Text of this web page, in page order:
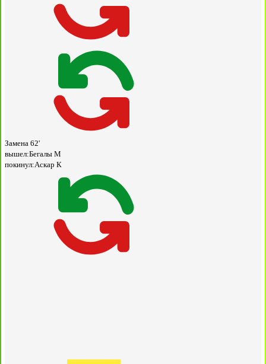
Замена 62'
вышел:Бегалы М
покинул:Аскар К